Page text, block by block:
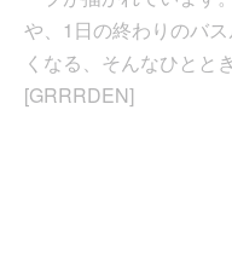
や、1日の終わりのバ
くなる、そんなひとと
[GRRRDEN]